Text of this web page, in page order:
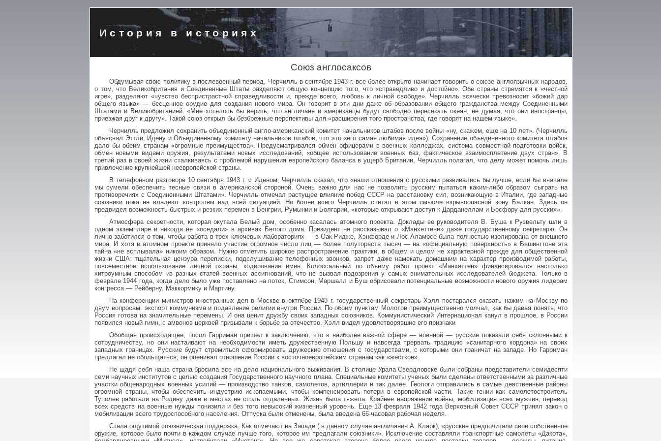
История в историях
Союз англосаксов
Обдумывая свою политику в послевоенный период, Черчилль в сентябре 1943 г. все более открыто начинает говорить о союзе англоязычных народов,
о том, что Великобритания и Соединенные Штаты разделяют общую концепцию того, что «справедливо и достойно». Обе страны стремятся к «честной
игре», разделяют «чувство беспристрастной справедливости и, прежде всего, любовь к личной свободе». Черчилль всячески превозносит «божий дар
общего языка» — бесценное орудие для создания нового мира. Он говорит в эти дни даже об образовании общего гражданства между Соединенными
Штатами и Великобританией. «Мне хотелось бы верить, что англичане и американцы будут свободно пересекать океан, не думая, что они иностранцы,
приезжая друг к другу». Такой союз открыл бы безбрежные перспективы для «расширения того пространства, где говорят на нашем языке».
Черчилль предложил сохранить объединенный англо-американский комитет начальников штабов после войны «ну, скажем, еще на 10 лет». (Черчилль
объяснял Эттли, Идену и Объединенному комитету начальников штабов, что это «его самая любимая идея»). Сохранение объединенного комитета штабов
дало бы обеим странам «огромные преимущества». Предусматривался обмен офицерами в военных колледжах, система совместной подготовки войск,
обмен новыми видами оружия, результатами новых исследований, «общее использование военных баз, фактическое взаимосплетение двух стран». В
третий раз в своей жизни сталкиваясь с проблемой нарушения европейского баланса в ущерб Британии, Черчилль полагал, что делу может помочь лишь
привлечение крупнейшей неевропейской страны.
В телефонном разговоре 10 сентября 1943 г. с Иденом, Черчилль сказал, что «наши отношения с русскими развивались бы лучше, если бы вначале
мы сумели обеспечить тесные связи в американской стороной. Очень важно для нас не позволить русским пытаться каким-либо образом сыграть на
противоречиях с Соединенными Штатами». Черчилль отмечал растущее влияние побед СССР на расстановку сил, возникающую в Италии, где западные
союзники пока не владеют контролем над всей ситуацией. Но более всего Черчилль считал в этом смысле взрывоопасной зону Балкан. Здесь он
предвидел возможность быстрых и резких перемен в Венгрии, Румынии и Болгарии, «которые открывают доступ к Дарданеллам и Босфору для русских».
Атмосфера секретности, которая окутала Белый дом, особенно касалась атомного проекта. Доклады ее руководителя В. Буша к Рузвельту шли в
одном экземпляре и никогда не «оседали» в архивах Белого дома. Президент не рассказывал о «Манхеттене» даже государственному секретарю. Он
лично заботился о том, чтобы работа в трех ключевых лабораториях — в Оак-Ридже, Хэнфорде и Лос-Аламосе была полностью изолирована от внешнего
мира. И хотя в атомном проекте приняло участие огромное число лиц — более полутораста тысяч — на «официальную поверхность» в Вашингтоне эта
тайна «не всплывала» никоим образом. Нужно отметить широкое распространение практики, в общем и целом не характерной прежде для общественной
жизни США: тщательная цензура переписки, подслушивание телефонных звонков, запрет даже намекать домашним на характер производимой работы,
повсеместное использование личной охраны, кодирование имен. Колоссальный по объему работ проект «Манхеттен» финансировался настолько
хитроумным способом из разных статей военных ассигнований, что не вызвал подозрения у самых внимательных исследователей бюджета. Только в
феврале 1944 года, когда дело было уже поставлено на поток, Стимсон, Маршалл и Буш обрисовали потенциальные возможности нового оружия лидерам
конгресса — Рейберну, Маккормику и Мартину.
На конференции министров иностранных дел в Москве в октябре 1943 г. государственный секретарь Хэлл постарался оказать нажим на Москву по
двум вопросам: экспорт коммунизма и подавление религии внутри России. По обоим пунктам Молотов преимущественно молчал, как бы давая понять, что
Россия готова на значительные перемены. И она ценит дружбу своих западных союзников. Коммунистический Интернационал канул в прошлое, в России
появился новый гимн, с амвонов церквей призывали к борьбе за отечество. Хэлл видел удовлетворявшие его признаки
Обобщая происходящее, посол Гарриман пришел к заключению, что в наиболее важной сфере — военной — русские показали себя склонными к
сотрудничеству, но они настаивают на необходимости иметь дружественную Польшу и навсегда прервать традицию «санитарного кордона» на своих
западных границах. Русские будут стремиться сформировать дружеские отношения с государствами, с которыми они граничат на западе. Но Гарриман
предлагал не обольщаться; он оценивал отношение России к восточноевропейским странам как «жесткое».
Не щадя себя наша страна бросила все на дело национального выживания. В столице Урала Свердловске были собраны представители семидесяти
семи научных институтов с целью создания Государственного научного плана. Специальные комитеты ученых были сделаны ответственными за различные
участки общенародных военных усилий — производство танков, самолетов, артиллерии и так далее. Геологи отправились в самые девственные районы
огромной страны, чтобы обеспечить индустрию ископаемыми, чтобы компенсировать потери в европейской части. Такие гении как самолетостроитель
Туполев работали на Родину даже в местах не столь отдаленных. Жизнь была тяжела. Крайнее напряжение войны, мобилизация всех мужчин, перевод
всех средств на военные нужды понизили и без того невысокий жизненный уровень. Еще 13 февраля 1942 года Верховный Совет СССР принял закон о
мобилизации всего трудоспособного населения. Отпуска были отменены, была введена 66-часовая рабочая неделя.
Стала ощутимой союзническая поддержка. Как отмечают на Западе ( в данном случае англичанин А. Кларк), «русские предпочитали свое собственное
оружие, которое было почти в каждом случае лучше того, которое им предлагали союзники». Исключение составляли транспортные самолеты «Дакота»,